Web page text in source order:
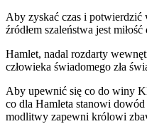
Aby zyskać czas i potwierdzić
źródłem szaleństwa jest
Hamlet, nadal rozdarty
człowieka świadomego zła
Aby upewnić się co do winy
co dla Hamleta stanowi
modlitwy zapewni królowi